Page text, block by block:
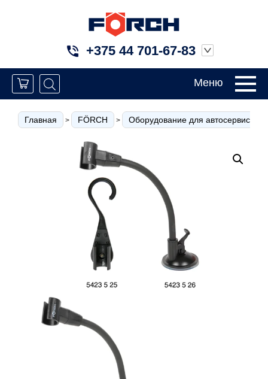
+375 44 701-67-83
Меню
Главная > FÖRCH > Оборудование для автосервиса